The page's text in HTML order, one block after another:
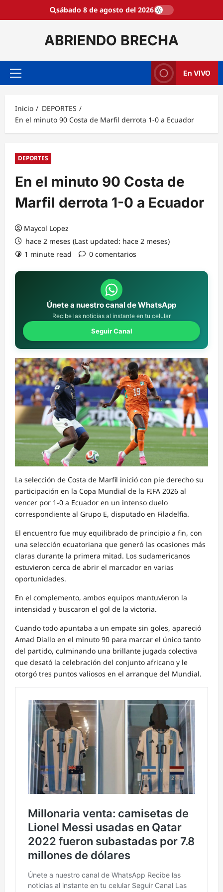
sábado 8 de agosto del 2026
ABRIENDO BRECHA
Menú
En VIVO
Inicio
DEPORTES
En el minuto 90 Costa de Marfil derrota 1-0 a Ecuador
DEPORTES
En el minuto 90 Costa de
Marfil derrota 1-0 a Ecuador
Maycol Lopez
hace 2 meses (Last updated: hace 2 meses)
1 minute read
0 comentarios
Únete a nuestro canal de WhatsApp
Recibe las noticias al instante en tu celular
Seguir Canal
La selección de Costa de Marfil inició con pie derecho su
participación en la Copa Mundial de la FIFA 2026 al
vencer por 1-0 a Ecuador en un intenso duelo
correspondiente al Grupo E, disputado en Filadelfia.
El encuentro fue muy equilibrado de principio a fin, con
una selección ecuatoriana que generó las ocasiones más
claras durante la primera mitad. Los sudamericanos
estuvieron cerca de abrir el marcador en varias
oportunidades.
En el complemento, ambos equipos mantuvieron la
intensidad y buscaron el gol de la victoria.
Cuando todo apuntaba a un empate sin goles, apareció
Amad Diallo en el minuto 90 para marcar el único tanto
del partido, culminando una brillante jugada colectiva
que desató la celebración del conjunto africano y le
otorgó tres puntos valiosos en el arranque del Mundial.